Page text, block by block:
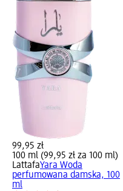
99,95 zł
100 ml (99,95 zł za 100 ml)
LattafaYara Woda
perfumowana damska, 100
ml